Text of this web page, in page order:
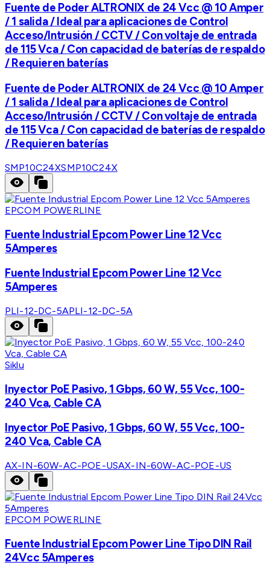
Fuente de Poder ALTRONIX de 24 Vcc @ 10 Amper
/ 1 salida / Ideal para aplicaciones de Control
Acceso/Intrusión / CCTV / Con voltaje de entrada
de 115 Vca / Con capacidad de baterías de respaldo
/ Requieren baterías
Fuente de Poder ALTRONIX de 24 Vcc @ 10 Amper
/ 1 salida / Ideal para aplicaciones de Control
Acceso/Intrusión / CCTV / Con voltaje de entrada
de 115 Vca / Con capacidad de baterías de respaldo
/ Requieren baterías
SMP10C24XSMP10C24X
EPCOM POWERLINE
Fuente Industrial Epcom Power Line 12 Vcc
5Amperes
Fuente Industrial Epcom Power Line 12 Vcc
5Amperes
PLI-12-DC-5APLI-12-DC-5A
Siklu
Inyector PoE Pasivo, 1 Gbps, 60 W, 55 Vcc, 100-
240 Vca, Cable CA
Inyector PoE Pasivo, 1 Gbps, 60 W, 55 Vcc, 100-
240 Vca, Cable CA
AX-IN-60W-AC-POE-USAX-IN-60W-AC-POE-US
EPCOM POWERLINE
Fuente Industrial Epcom Power Line Tipo DIN Rail
24Vcc 5Amperes